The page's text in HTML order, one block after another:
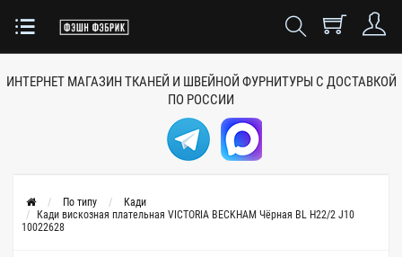
ИНТЕРНЕТ МАГАЗИН ТКАНЕЙ И ШВЕЙНОЙ ФУРНИТУРЫ С ДОСТАВКОЙ
ПО РОССИИ
По типу
Кади
Кади вискозная плательная VICTORIA BECKHAM Чёрная BL H22/2 J10
10022628